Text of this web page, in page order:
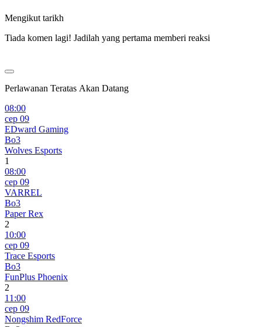
Mengikut tarikh
Tiada komen lagi! Jadilah yang pertama memberi reaksi
Perlawanan Teratas Akan Datang
08:00
сер 09
EDward Gaming
Bo3
Wolves Esports
1
08:00
сер 09
VARREL
Bo3
Paper Rex
2
10:00
сер 09
Trace Esports
Bo3
FunPlus Phoenix
2
11:00
сер 09
Nongshim RedForce